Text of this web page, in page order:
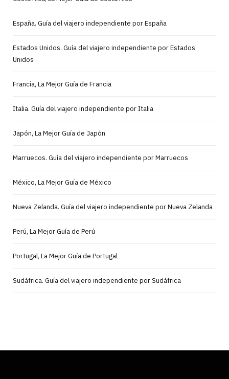
España. Guía del viajero independiente por España
Estados Unidos. Guía del viajero independiente por Estados
Unidos
Francia, La Mejor Guía de Francia
Italia. Guía del viajero independiente por Italia
Japón, La Mejor Guía de Japón
Marruecos. Guía del viajero independiente por Marruecos
México, La Mejor Guía de México
Nueva Zelanda. Guía del viajero independiente por Nueva Zelanda
Perú, La Mejor Guía de Perú
Portugal, La Mejor Guía de Portugal
Sudáfrica. Guía del viajero independiente por Sudáfrica